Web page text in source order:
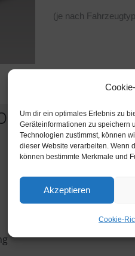
Um dir ein optimales Erlebnis zu
Geräteinformationen zu speichern
Technologien zustimmst, können
dieser Website verarbeiten. Wenn
können bestimmte Merkmale und
Akzeptieren
Cookie-
(je nach
für